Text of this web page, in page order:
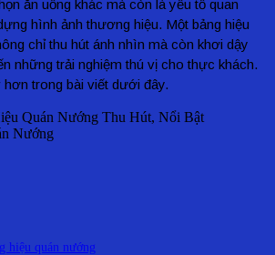
ăn uống khác mà còn là yếu tố quan
hình ảnh thương hiệu. Một bảng hiệu
chỉ thu hút ánh nhìn mà còn khơi dậy
những trải nghiệm thú vị cho thực khách.
trong bài viết dưới đây.
Nướng
hiệu quán nướng